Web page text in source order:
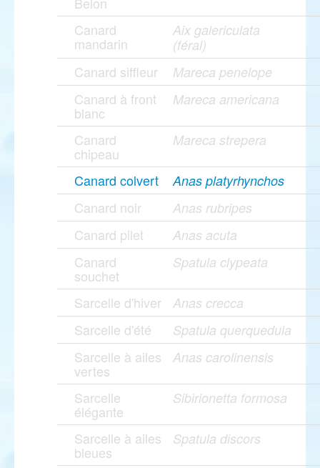
Canard
mandarin
Aix galericulata
(féral)
Canard siffleur Mareca penelope
Canard à front
blanc
Mareca americana
Canard
chipeau
Mareca strepera
Canard colvert Anas platyrhynchos
Canard noir Anas rubripes
Canard pilet Anas acuta
Canard
souchet
Spatula clypeata
Sarcelle d'hiver Anas crecca
Sarcelle d'été Spatula querquedula
Sarcelle à ailes
vertes
Anas carolinensis
Sarcelle
élégante
Sibirionetta formosa
Sarcelle à ailes
bleues
Spatula discors